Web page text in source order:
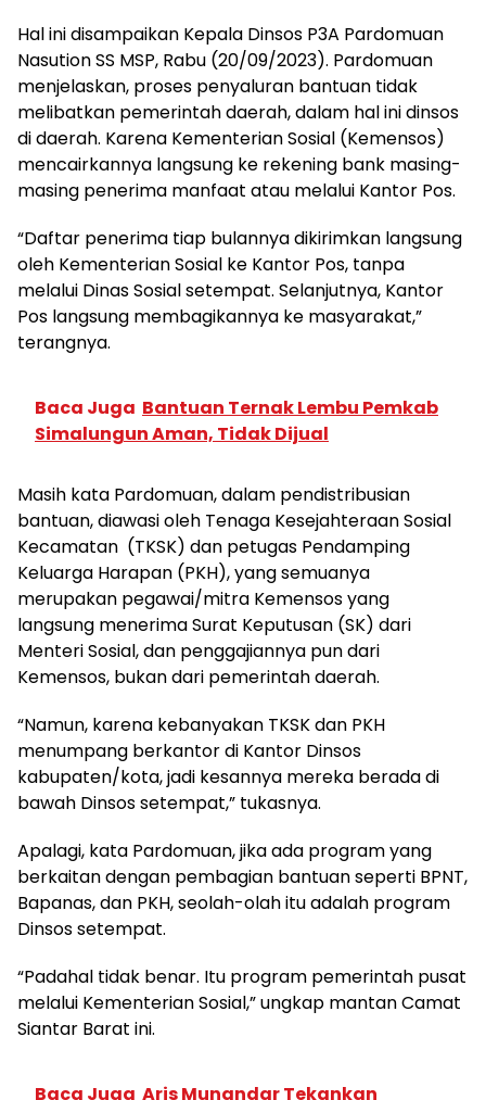
Hal ini disampaikan Kepala Dinsos P3A Pardomuan
Nasution SS MSP, Rabu (20/09/2023). Pardomuan
menjelaskan, proses penyaluran bantuan tidak
melibatkan pemerintah daerah, dalam hal ini dinsos
di daerah. Karena Kementerian Sosial (Kemensos)
mencairkannya langsung ke rekening bank masing-
masing penerima manfaat atau melalui Kantor Pos.
“Daftar penerima tiap bulannya dikirimkan langsung
oleh Kementerian Sosial ke Kantor Pos, tanpa
melalui Dinas Sosial setempat. Selanjutnya, Kantor
Pos langsung membagikannya ke masyarakat,”
terangnya.
Baca Juga Bantuan Ternak Lembu Pemkab
Simalungun Aman, Tidak Dijual
Masih kata Pardomuan, dalam pendistribusian
bantuan, diawasi oleh Tenaga Kesejahteraan Sosial
Kecamatan (TKSK) dan petugas Pendamping
Keluarga Harapan (PKH), yang semuanya
merupakan pegawai/mitra Kemensos yang
langsung menerima Surat Keputusan (SK) dari
Menteri Sosial, dan penggajiannya pun dari
Kemensos, bukan dari pemerintah daerah.
“Namun, karena kebanyakan TKSK dan PKH
menumpang berkantor di Kantor Dinsos
kabupaten/kota, jadi kesannya mereka berada di
bawah Dinsos setempat,” tukasnya.
Apalagi, kata Pardomuan, jika ada program yang
berkaitan dengan pembagian bantuan seperti BPNT,
Bapanas, dan PKH, seolah-olah itu adalah program
Dinsos setempat.
“Padahal tidak benar. Itu program pemerintah pusat
melalui Kementerian Sosial,” ungkap mantan Camat
Siantar Barat ini.
Baca Juga Aris Munandar Tekankan